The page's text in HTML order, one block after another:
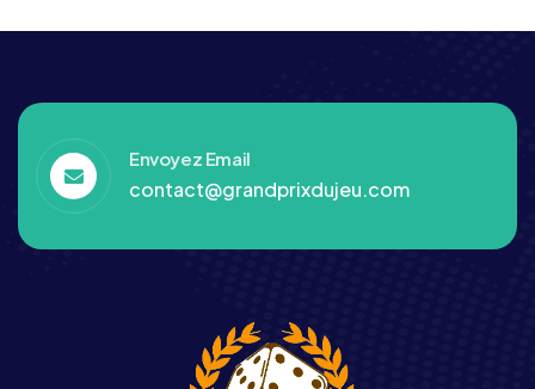
Envoyez Email
contact@grandprixdujeu.com